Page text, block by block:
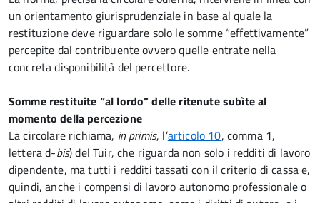
un orientamento giurisprudenziale in base al quale la
restituzione deve riguardare solo le somme “effettivamente”
percepite dal contribuente ovvero quelle entrate nella
concreta disponibilità del percettore.
Somme restituite “al lordo” delle ritenute subìte al
momento della percezione
La circolare richiama, in primis, l’articolo 10, comma 1,
lettera d-bis) del Tuir, che riguarda non solo i redditi di lavoro
dipendente, ma tutti i redditi tassati con il criterio di cassa e,
quindi, anche i compensi di lavoro autonomo professionale o